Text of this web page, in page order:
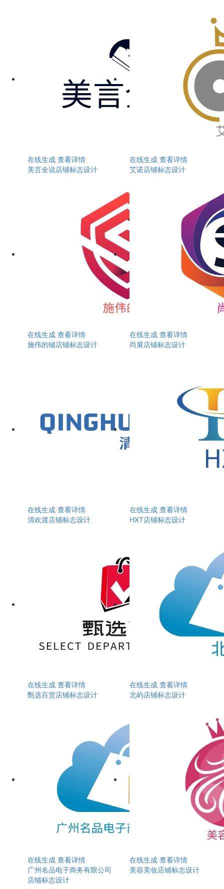
在线生成 查看详情
美言全说店铺标志设计
在线生成 查看详情
艾诺店铺标志设计
在线生成 查看详情
施伟的铺店铺标志设计
在线生成 查看详情
尚展店铺标志设计
在线生成 查看详情
清欢渡店铺标志设计
在线生成 查看详情
HXT店铺标志设计
在线生成 查看详情
甄选百货店铺标志设计
在线生成 查看详情
北屿店铺标志设计
在线生成 查看详情
广州名品电子商务有限公司
店铺标志设计
在线生成 查看详情
美容美妆店铺标志设计